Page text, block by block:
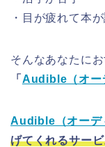
・目が疲れて本
そんなあなたに
「 Audible（オー
Audible（オーデ
げてくれるサー